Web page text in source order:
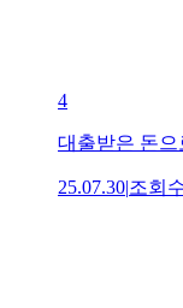
4
대출받은 돈으
25.07.30|조회